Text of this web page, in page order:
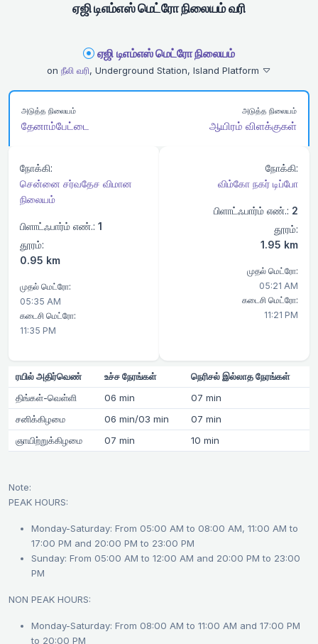
ஏஜி டிஎம்எஸ் மெட்ரோ நிலையம் வரி
ஏஜி டிஎம்எஸ் மெட்ரோ நிலையம்
on நீலி வரி, Underground Station, Island Platform
அடுத்த நிலையம்
தேனாம்பேட்டை
அடுத்த நிலையம்
ஆயிரம் விளக்குகள்
நோக்கி:
சென்னை சர்வதேச விமான
நிலையம்
பிளாட்ஃபார்ம் எண்.: 1
தூரம்:
0.95 km
முதல் மெட்ரோ:
05:35 AM
கடைசி மெட்ரோ:
11:35 PM
நோக்கி:
விம்கோ நகர் டிப்போ
பிளாட்ஃபார்ம் எண்.: 2
தூரம்:
1.95 km
முதல் மெட்ரோ:
05:21 AM
கடைசி மெட்ரோ:
11:21 PM
ரயில் அதிர்வெண் உச்ச நேரங்கள்
நெரிசல் இல்லாத நேரங்கள்
திங்கள்-வெள்ளி
06 min
07 min
சனிக்கிழமை
06 min/03 min
07 min
ஞாயிற்றுக்கிழமை
07 min 10 min
Note:
PEAK HOURS:
Monday-Saturday: From 05:00 AM to 08:00 AM, 11:00 AM to
17:00 PM and 20:00 PM to 23:00 PM
Sunday: From 05:00 AM to 12:00 AM and 20:00 PM to 23:00
PM
NON PEAK HOURS:
Monday-Saturday: From 08:00 AM to 11:00 AM and 17:00 PM
to 20:00 PM